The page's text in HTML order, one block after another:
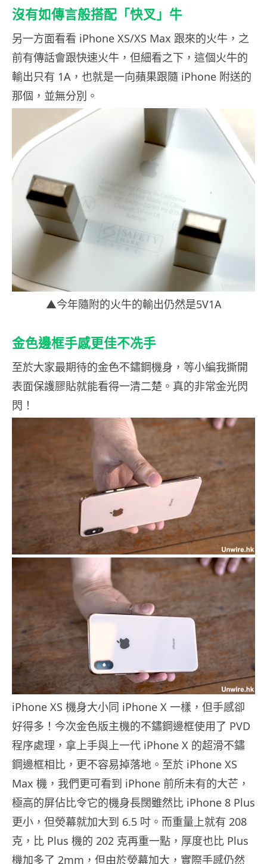
沒有如傳言般搭配「快叉」牛
另一方面看看 iPhone XS/XS Max 跟來的火牛，之
前有傳話會跟快速火牛，但細看之下，這個火牛的
輸出只有 1A，也就是一向蘋果跟隨 iPhone 附送的
那個，並無分別。
▲今年隨附的火牛的輸出仍然是5V1A
金色邊框手感更佳不冼手
至於大家最期待的金色不鏽鋼機身，等小編我撕開
表面保護膠貼就能看得一清二楚。真的非常金光閃
閃！
iPhone XS 機身大小同 iPhone X 一樣，但手感卻
好得多！今次金色版主機的不鏽鋼邊框使用了 PVD
程序處理，拿上手與上一代 iPhone X 的超滑不鏽
鋼邊框相比，更不容易掉落地。至於 iPhone XS
Max 機，我們更可看到 iPhone 前所未有的大芒，
極高的屏佔比令它的機身長闊雖然比 iPhone 8 Plus
更小，但熒幕就加大到 6.5 吋。而重量上就有 208
克，比 Plus 機的 202 克再重一點，厚度也比 Plus
機加多了 2mm，但由於熒幕加大，實際手感仍然